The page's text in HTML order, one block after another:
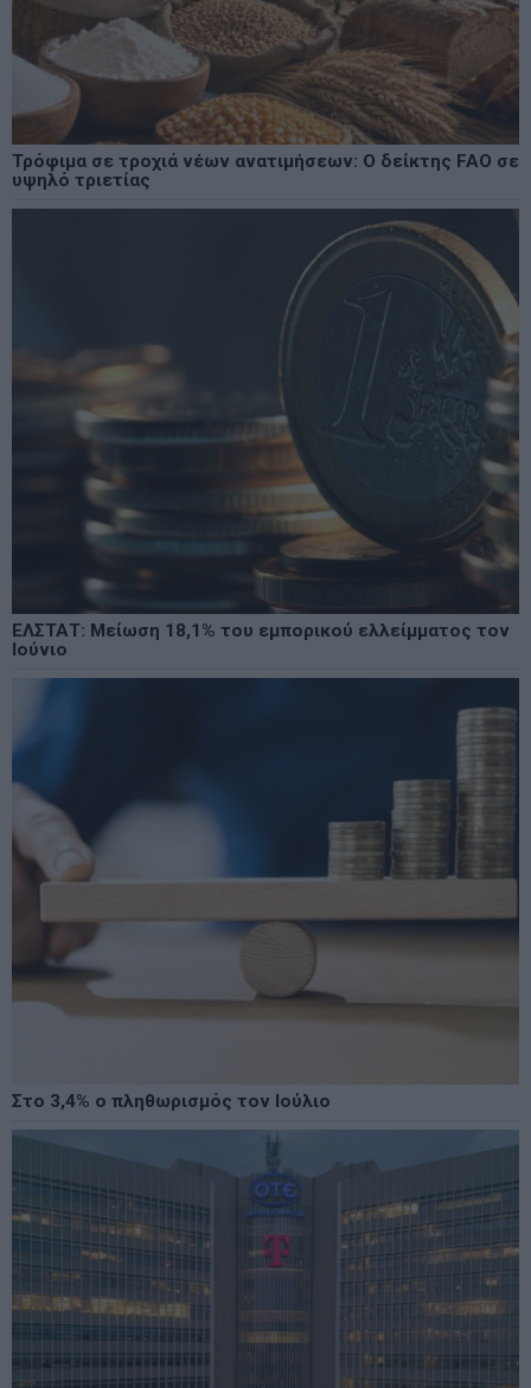
Τρόφιμα σε τροχιά νέων ανατιμήσεων: Ο δείκτης FAO σε
υψηλό τριετίας
ΕΛΣΤΑΤ: Μείωση 18,1% του εμπορικού ελλείμματος τον
Ιούνιο
Στο 3,4% ο πληθωρισμός τον Ιούλιο